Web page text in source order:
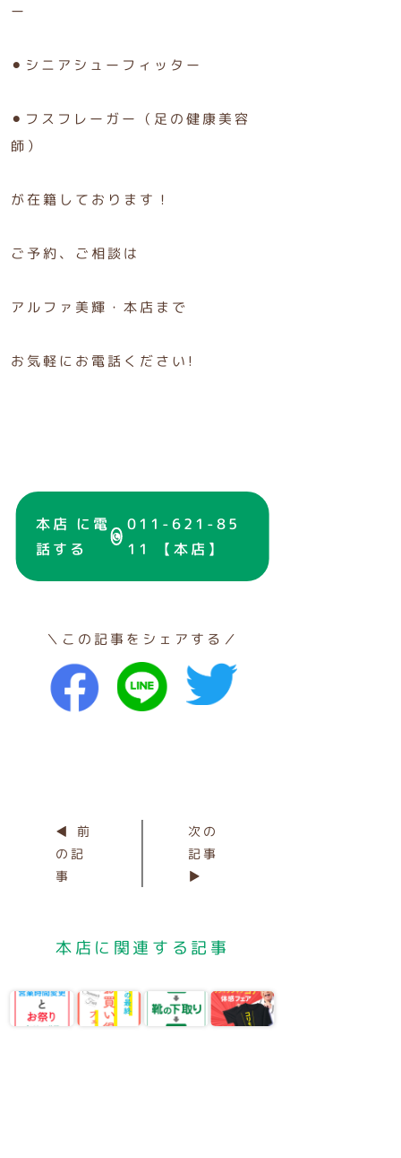
ー
⚫︎シニアシューフィッター
⚫︎フスフレーガー（足の健康美容
師）
が在籍しております！
ご予約、ご相談は
アルファ美輝・本店まで
お気軽にお電話ください!
本店 に電
話する
011-621-85
11 【本店】
＼この記事をシェアする／
◀ 前
の記
事
次の
記事
▶
本店に関連する記事